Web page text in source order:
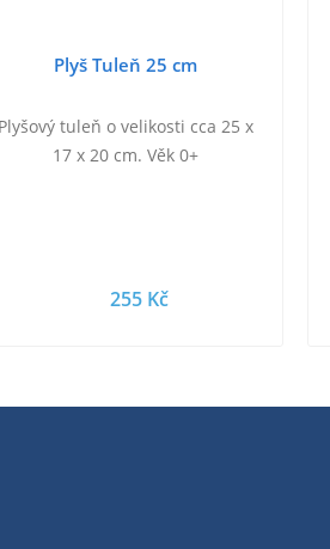
Plyš Tuleň 25 cm
Plyšový tuleň o velikosti cca 25 x
17 x 20 cm. Věk 0+
255 Kč